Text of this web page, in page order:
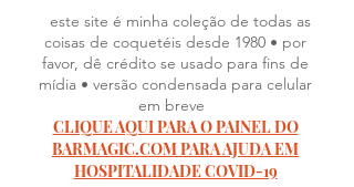
este site é minha coleção de todas as
coisas de coquetéis desde 1980 • por
favor, dê crédito se usado para fins de
mídia • versão condensada para celular
em breve
CLIQUE AQUI PARA O PAINEL DO
BARMAGIC.COM PARA AJUDA EM
HOSPITALIDADE COVID-19